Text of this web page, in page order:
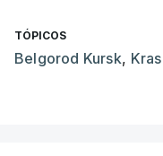
TÓPICOS
Belgorod Kursk,